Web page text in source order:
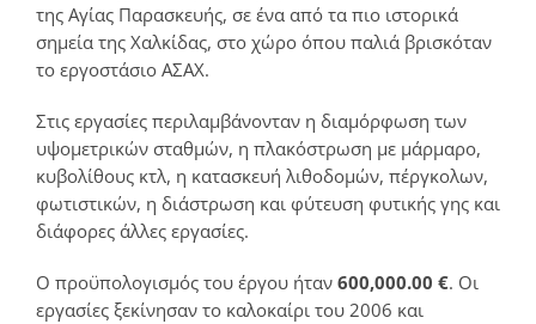
της Αγίας Παρασκευής, σε ένα από τα πιο ιστορικά
σημεία της Χαλκίδας, στο χώρο όπου παλιά βρισκόταν
το εργοστάσιο ΑΣΑΧ.
Στις εργασίες περιλαμβάνονταν η διαμόρφωση των
υψομετρικών σταθμών, η πλακόστρωση με μάρμαρο,
κυβολίθους κτλ, η κατασκευή λιθοδομών, πέργκολων,
φωτιστικών, η διάστρωση και φύτευση φυτικής γης και
διάφορες άλλες εργασίες.
Ο προϋπολογισμός του έργου ήταν 600,000.00 €. Οι
εργασίες ξεκίνησαν το καλοκαίρι του 2006 και